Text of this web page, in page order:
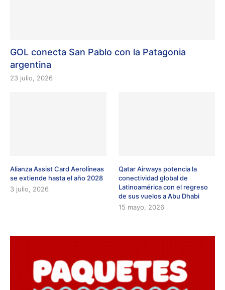
GOL conecta San Pablo con la Patagonia
argentina
23 julio, 2026
Alianza Assist Card Aerolíneas
se extiende hasta el año 2028
3 julio, 2026
Qatar Airways potencia la
conectividad global de
Latinoamérica con el regreso
de sus vuelos a Abu Dhabi
15 mayo, 2026